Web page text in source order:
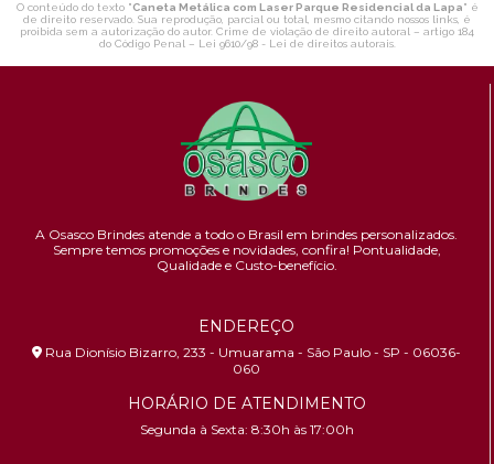
O conteúdo do texto "Caneta Metálica com Laser Parque Residencial da Lapa" é
de direito reservado. Sua reprodução, parcial ou total, mesmo citando nossos links, é
proibida sem a autorização do autor. Crime de violação de direito autoral – artigo 184
do Código Penal – Lei 9610/98 - Lei de direitos autorais.
A Osasco Brindes atende a todo o Brasil em brindes personalizados.
Sempre temos promoções e novidades, confira! Pontualidade,
Qualidade e Custo-benefício.
ENDEREÇO
Rua Dionísio Bizarro, 233 - Umuarama - São Paulo - SP - 06036-
060
HORÁRIO DE ATENDIMENTO
Segunda à Sexta: 8:30h às 17:00h